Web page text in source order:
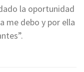
la oportunidad
me debo y por ella